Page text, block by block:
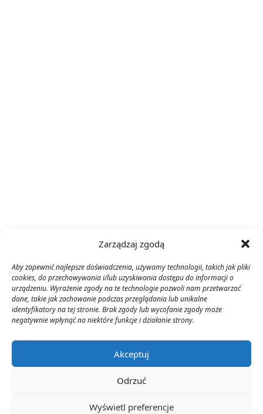
Zarządzaj zgodą
Aby zapewnić najlepsze doświadczenia, używamy technologii, takich jak pliki
cookies, do przechowywania i/lub uzyskiwania dostępu do informacji o
urządzeniu. Wyrażenie zgody na te technologie pozwoli nam przetwarzać
dane, takie jak zachowanie podczas przeglądania lub unikalne
identyfikatory na tej stronie. Brak zgody lub wycofanie zgody może
negatywnie wpłynąć na niektóre funkcje i działanie strony.
Akceptuj
Odrzuć
Wyświetl preferencje